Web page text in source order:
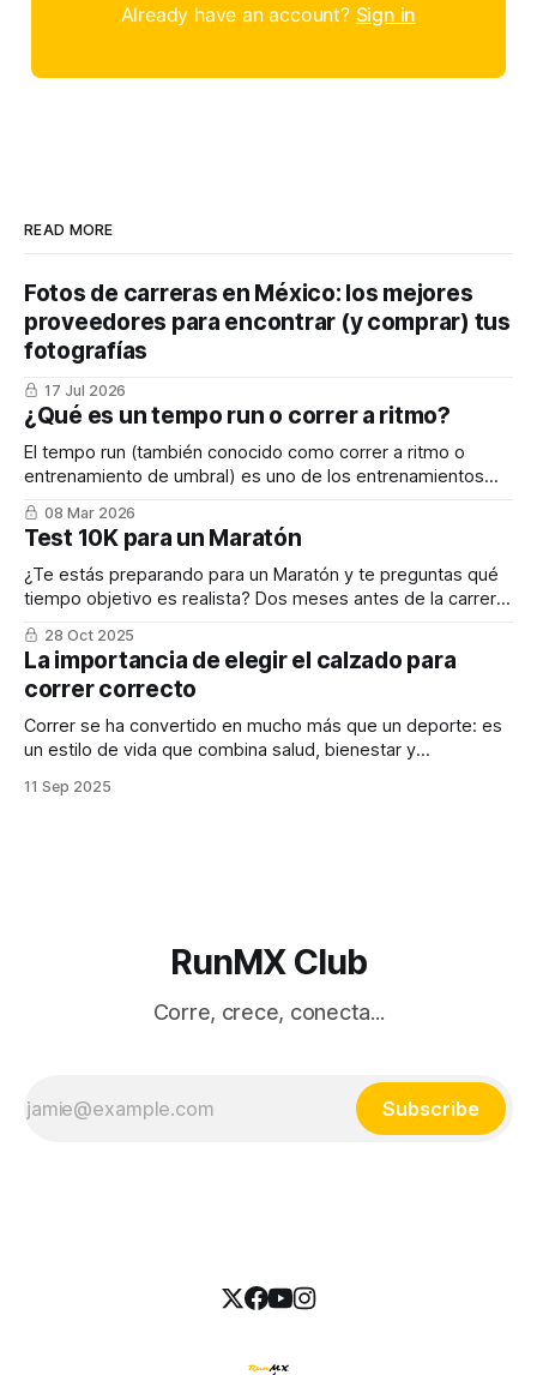
Already have an account? Sign in
READ MORE
Fotos de carreras en México: los mejores
proveedores para encontrar (y comprar) tus
fotografías
17 Jul 2026
¿Qué es un tempo run o correr a ritmo?
El tempo run (también conocido como correr a ritmo o
entrenamiento de umbral) es uno de los entrenamientos
más importantes para mejorar el rendimiento en running.
08 Mar 2026
Test 10K para un Maratón
¿Te estás preparando para un Maratón y te preguntas qué
tiempo objetivo es realista? Dos meses antes de la carrera,
un test de 10 kilómetros puede ser tu mejor aliado para
evaluar tu condición física y establecer metas alcanzables.
28 Oct 2025
La importancia de elegir el calzado para
correr correcto
Correr se ha convertido en mucho más que un deporte: es
un estilo de vida que combina salud, bienestar y
determinantes para disfrutar plenamente de esta disciplina
11 Sep 2025
RunMX Club
Corre, crece, conecta...
Subscribe